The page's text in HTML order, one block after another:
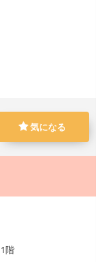
気になる
階